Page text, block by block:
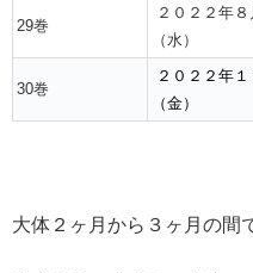
29巻
２０２２年８
（水）
30巻
２０２２年
（金）
大体２ヶ月から３ヶ月の間